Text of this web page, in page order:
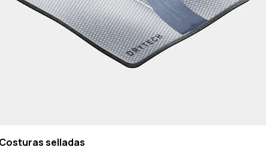
Costuras selladas